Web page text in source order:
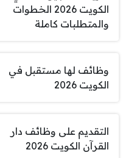
الكويت 2026 الخطوات
والمتطلبات كاملة
وظائف لها مستقبل في
الكويت 2026
التقديم على وظائف دار
القرآن الكويت 2026